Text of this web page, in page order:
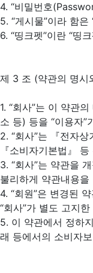
4. “비밀번호
5. “게시물”이라 함
6. “띵크펫”이란 “띵
제 3 조 (약관의 명시
1. “회사”는 이 약관
소 등) 등을 “이용자
2. “회사”는 『전자
『소비자기본법』
3. “회사”는 약관을
불리하게 약관내용
4. “회원”은 변경된
“회사”가 별도 고지
5. 이 약관에서 정하
래 등에서의 소비자